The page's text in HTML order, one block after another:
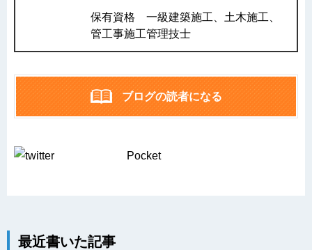
保有資格 一級建築施工、土木施工、
管工事施工管理技士
ブログの読者になる
Pocket
最近書いた記事